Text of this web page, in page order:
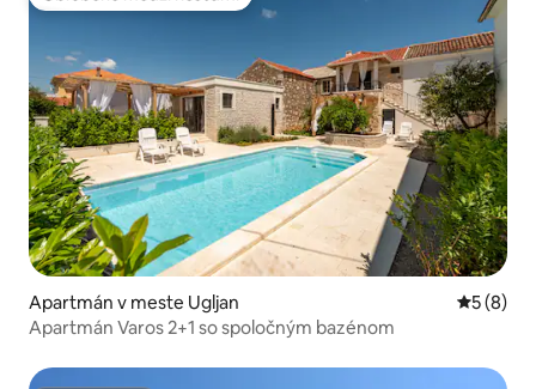
Apartmán v meste Ugljan
5 (8)
Apartmán Varos 2+1 so spoločným bazénom